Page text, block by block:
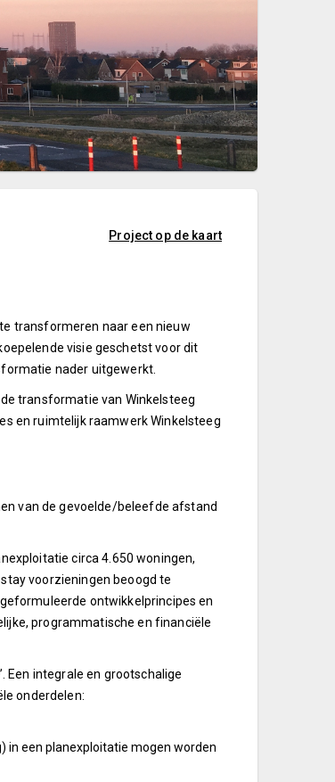
Project op de kaart
transformeren naar een nieuw
visie geschetst voor dit
nader uitgewerkt.
transformatie van Winkelsteeg
en ruimtelijk raamwerk Winkelsteeg
van de gevoelde/beleefde afstand
circa 4.650 woningen,
voorzieningen beoogd te
ontwikkelprincipes en
programmatische en financiële
Een integrale en grootschalige
onderdelen:
in een planexploitatie mogen worden